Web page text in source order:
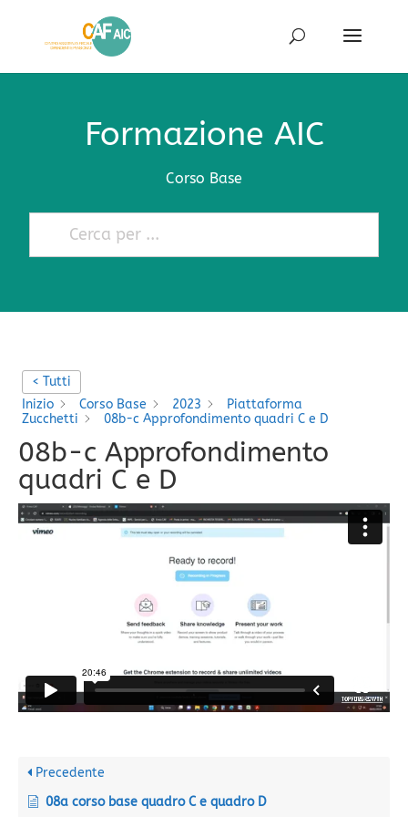
Formazione AIC
Corso Base
< Tutti
Inizio
Corso Base 2023
Piattaforma
Zucchetti
08b-c Approfondimento quadri C e D
08b-c Approfondimento
quadri C e D
Precedente
08a corso base quadro C e quadro D